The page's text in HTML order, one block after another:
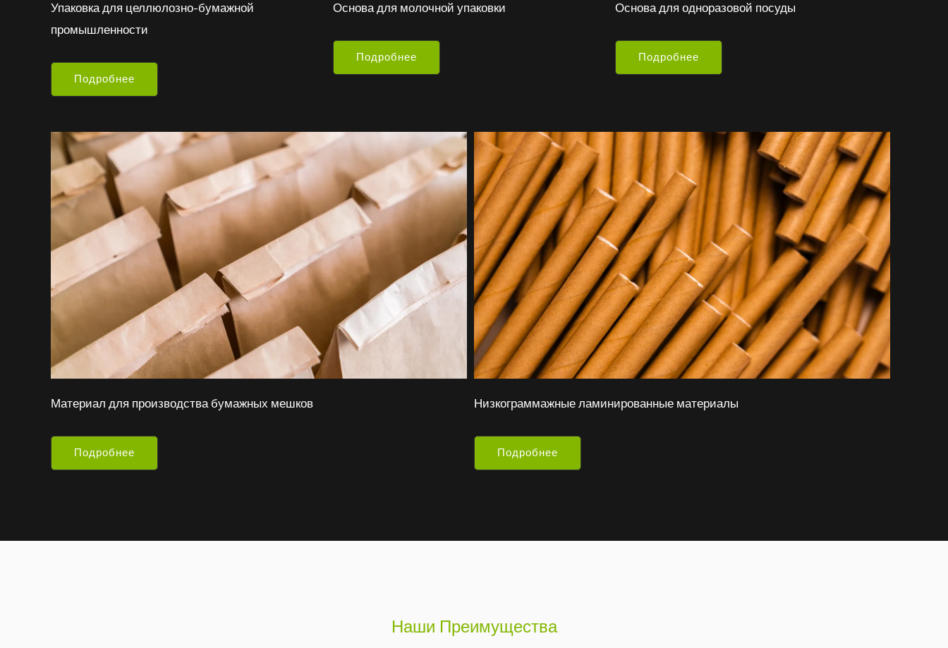
Упаковка для целлюлозно-бумажной
промышленности
Подробнее
Основа для молочной упаковки
Подробнее
Основа для одноразовой посуды
Подробнее
Материал для производства бумажных мешков
Подробнее
Низкограммажные ламинированные материалы
Подробнее
Наши Преимущества